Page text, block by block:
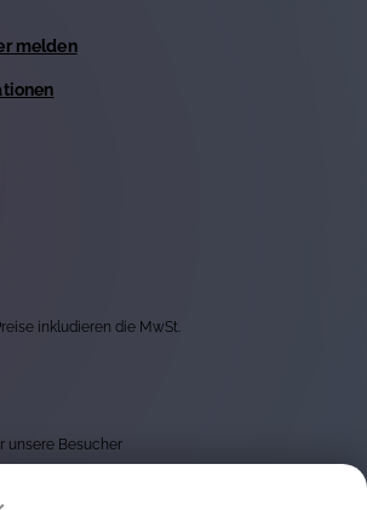
melden
inkludieren die MwSt.
unsere Besucher